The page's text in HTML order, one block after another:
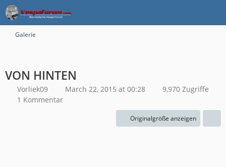
Galerie
VON HINTEN
Vorliek09 March 22, 2015 at 00:28
9,970 Zugriffe
1 Kommentar
Originalgröße anzeigen